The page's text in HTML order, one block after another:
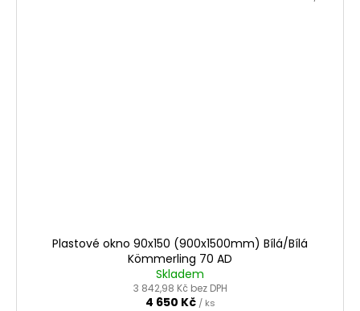
Plastové okno 90x150 (900x1500mm) Bílá/Bílá
Kömmerling 70 AD
Skladem
3 842,98 Kč bez DPH
4 650 Kč / ks